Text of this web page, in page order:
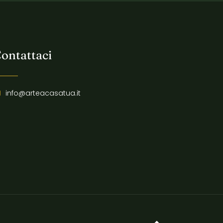
info@arteacasatua.it